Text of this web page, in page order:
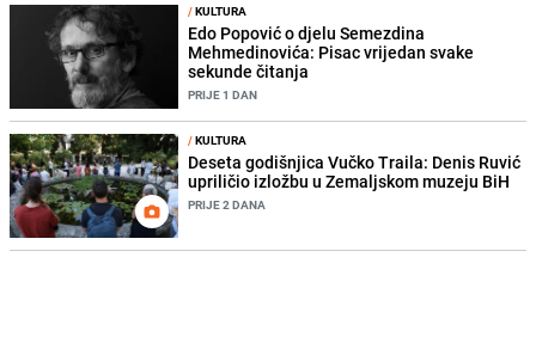
/KULTURA
Edo Popović o djelu Semezdina
Mehmedinovića: Pisac vrijedan svake
sekunde čitanja
PRIJE 1 DAN
/KULTURA
Deseta godišnjica Vučko Traila: Denis Ruvić
upriličio izložbu u Zemaljskom muzeju BiH
PRIJE 2 DANA